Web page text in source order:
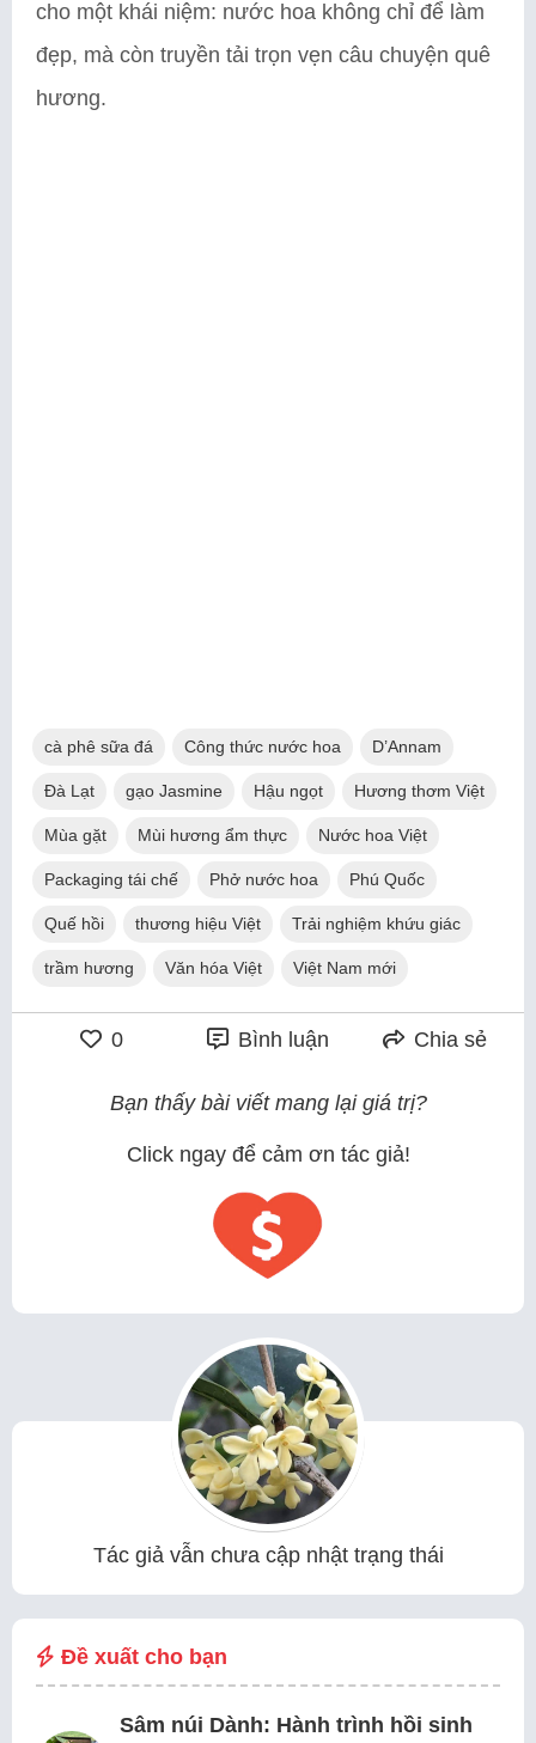
cho một khái niệm: nước hoa không chỉ để làm
đẹp, mà còn truyền tải trọn vẹn câu chuyện quê
hương.
cà phê sữa đá Công thức nước hoa D’Annam
Đà Lạt gạo Jasmine Hậu ngọt Hương thơm Việt
Mùa gặt Mùi hương ẩm thực Nước hoa Việt
Packaging tái chế Phở nước hoa Phú Quốc
Quế hồi thương hiệu Việt Trải nghiệm khứu giác
trầm hương Văn hóa Việt Việt Nam mới
0 Bình luận Chia sẻ
Bạn thấy bài viết mang lại giá trị?
Click ngay để cảm ơn tác giả!
Tác giả vẫn chưa cập nhật trạng thái
Đề xuất cho bạn
Sâm núi Dành: Hành trình hồi sinh